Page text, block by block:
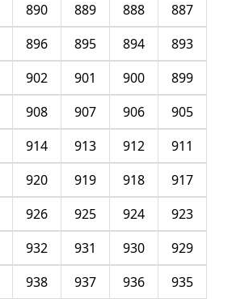
887
888
889
890
893
894
895
896
899
900
901
902
905
906
907
908
911
912
913
914
917
918
919
920
923
924
925
926
929
930
931
932
935
936
937
938